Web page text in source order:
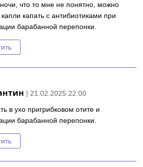
что то мне не понятно, можно
капать с антибиотиками при
барабанной перепонки.
| 21.02.2025 22:00
в ухо пригрибковом отите и
барабанной перепонки.